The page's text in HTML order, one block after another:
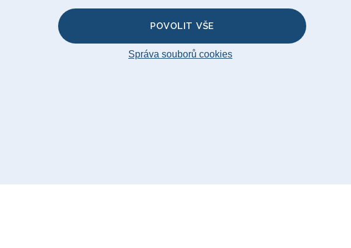
POVOLIT VŠE
Správa souborů cookies